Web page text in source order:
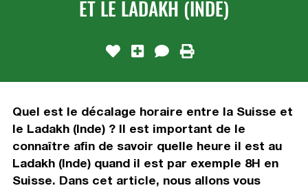
ET LE LADAKH (INDE)
Quel est le décalage horaire entre la Suisse et
le Ladakh (Inde) ? Il est important de le
connaître afin de savoir quelle heure il est au
Ladakh (Inde) quand il est par exemple 8H en
Suisse. Dans cet article, nous allons vous